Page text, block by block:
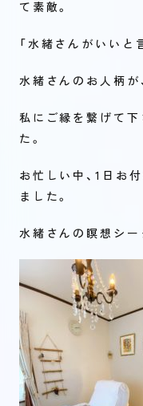
て素敵。
「水緒さんがいいと
水緒さんのお人柄が、
私にご縁を繋げて
た。
お忙しい中、1日お
ました。
水緒さんの瞑想シー